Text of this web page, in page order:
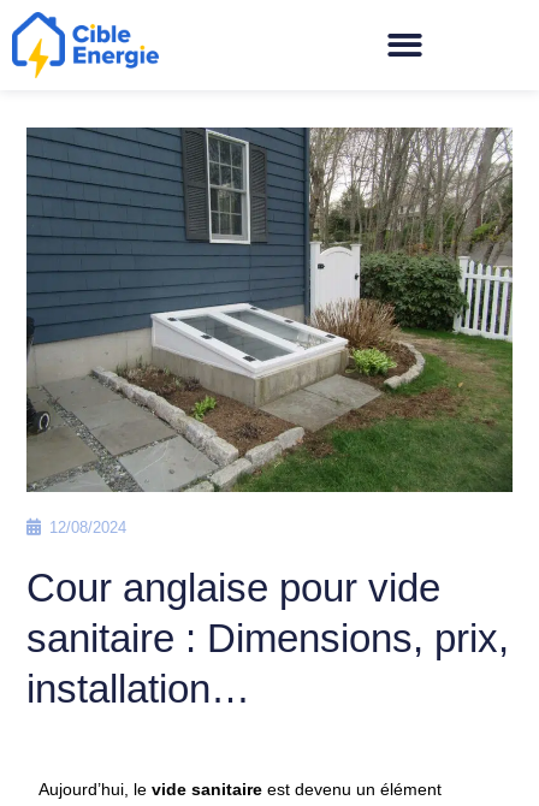
12/08/2024
Cour anglaise pour vide
sanitaire : Dimensions, prix,
installation…
Aujourd’hui, levide sanitaire est devenu un élément